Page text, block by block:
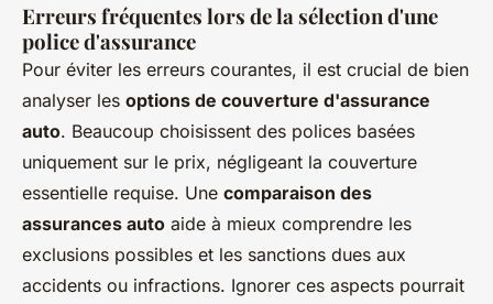
Erreurs fréquentes lors de la sélection d'une
police d'assurance
Pour éviter les erreurs courantes, il est crucial de bien
analyser les options de couverture d'assurance
auto. Beaucoup choisissent des polices basées
uniquement sur le prix, négligeant la couverture
essentielle requise. Une comparaison des
assurances auto aide à mieux comprendre les
exclusions possibles et les sanctions dues aux
accidents ou infractions. Ignorer ces aspects pourrait